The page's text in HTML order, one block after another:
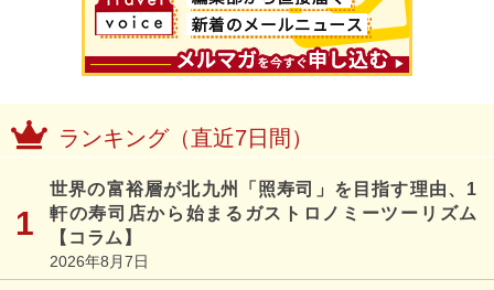
ランキング（直近7日間）
世界の富裕層が北九州「照寿司」を目指す理由、1
軒の寿司店から始まるガストロノミーツーリズム
【コラム】
2026年8月7日